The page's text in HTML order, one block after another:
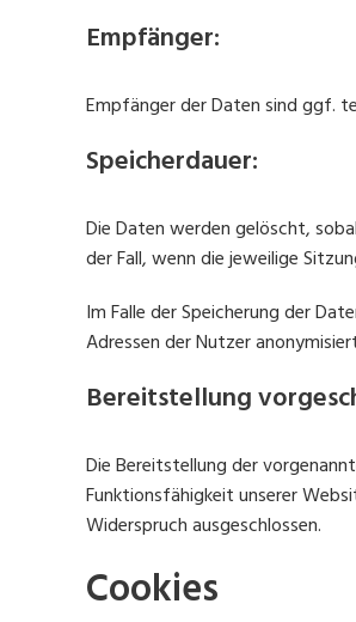
Empfänger:
Empfänger der Daten sind ggf.
Speicherdauer:
Die Daten werden gelöscht,
der Fall, wenn die jeweilige
Im Falle der Speicherung der
Adressen der Nutzer
Bereitstellung
Die Bereitstellung der
Funktionsfähigkeit unserer
Widerspruch ausgeschlossen.
Cookies